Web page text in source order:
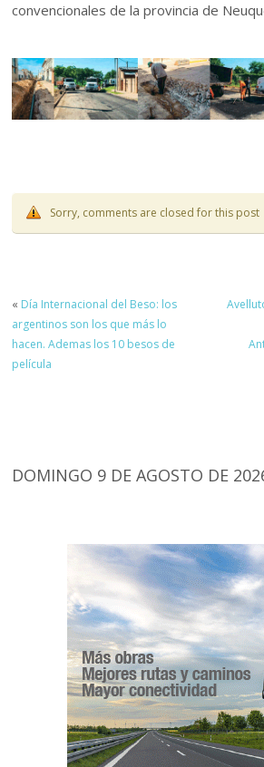
convencionales de la provincia de
Sorry, comments are closed for this post
« Día Internacional del Beso: los
argentinos son los que más lo
hacen. Ademas los 10 besos de
película
DOMINGO 9 DE AGOSTO DE